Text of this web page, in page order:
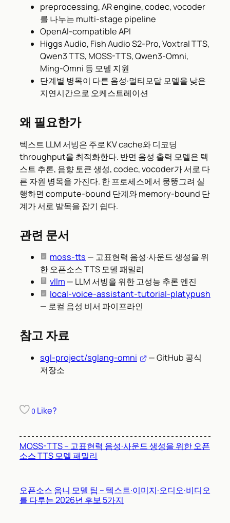
preprocessing, AR engine, codec, vocoder
를 나누는 multi-stage pipeline
OpenAI-compatible API
Higgs Audio, Fish Audio S2-Pro, Voxtral TTS,
Qwen3 TTS, MOSS-TTS, Qwen3-Omni,
Ming-Omni 등 모델 지원
단계별 병목이 다른 음성·멀티모달 모델을 낮은
지연시간으로 오케스트레이션
왜 필요한가
텍스트 LLM 서빙은 주로 KV cache와 디코딩
throughput을 최적화한다. 반면 음성 출력 모델은 텍
스트 추론, 음향 토큰 생성, codec, vocoder가 서로 다
른 자원 병목을 가진다. 한 프로세스에서 뭉뚱그려 실
행하면 compute-bound 단계와 memory-bound 단
계가 서로 발목을 잡기 쉽다.
관련 문서
moss-tts — 고표현력 음성·사운드 생성을 위
한 오픈소스 TTS 모델 패밀리
vllm — LLM 서빙을 위한 고성능 추론 엔진
local-voice-assistant-tutorial-platypush
— 로컬 음성 비서 파이프라인
참고 자료
sgl-project/sglang-omni
— GitHub 공식
저장소
0 Like?
MOSS-TTS – 고표현력 음성·사운드 생성을 위한 오픈
소스 TTS 모델 패밀리
오픈소스 옴니 모델 팁 – 텍스트·이미지·오디오·비디오
를 다루는 2026년 후보 5가지